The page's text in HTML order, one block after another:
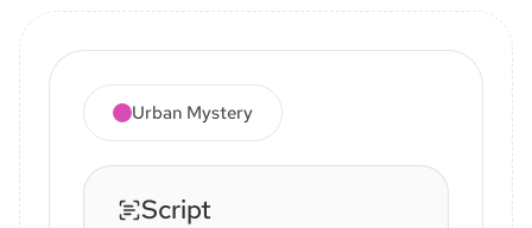
Urban Mystery
Script